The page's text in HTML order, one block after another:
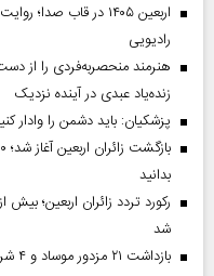
اربعین ۱۴۰۵ در قاب
رادیویی
زنده‌یاد عبدی در آینده نزدیک
پزشکیان: باید دشمن را وادار
بدانید
شد
بازداشت ۲۱ مزدور موساد و ۴ شرور مسلح در استان کرمان